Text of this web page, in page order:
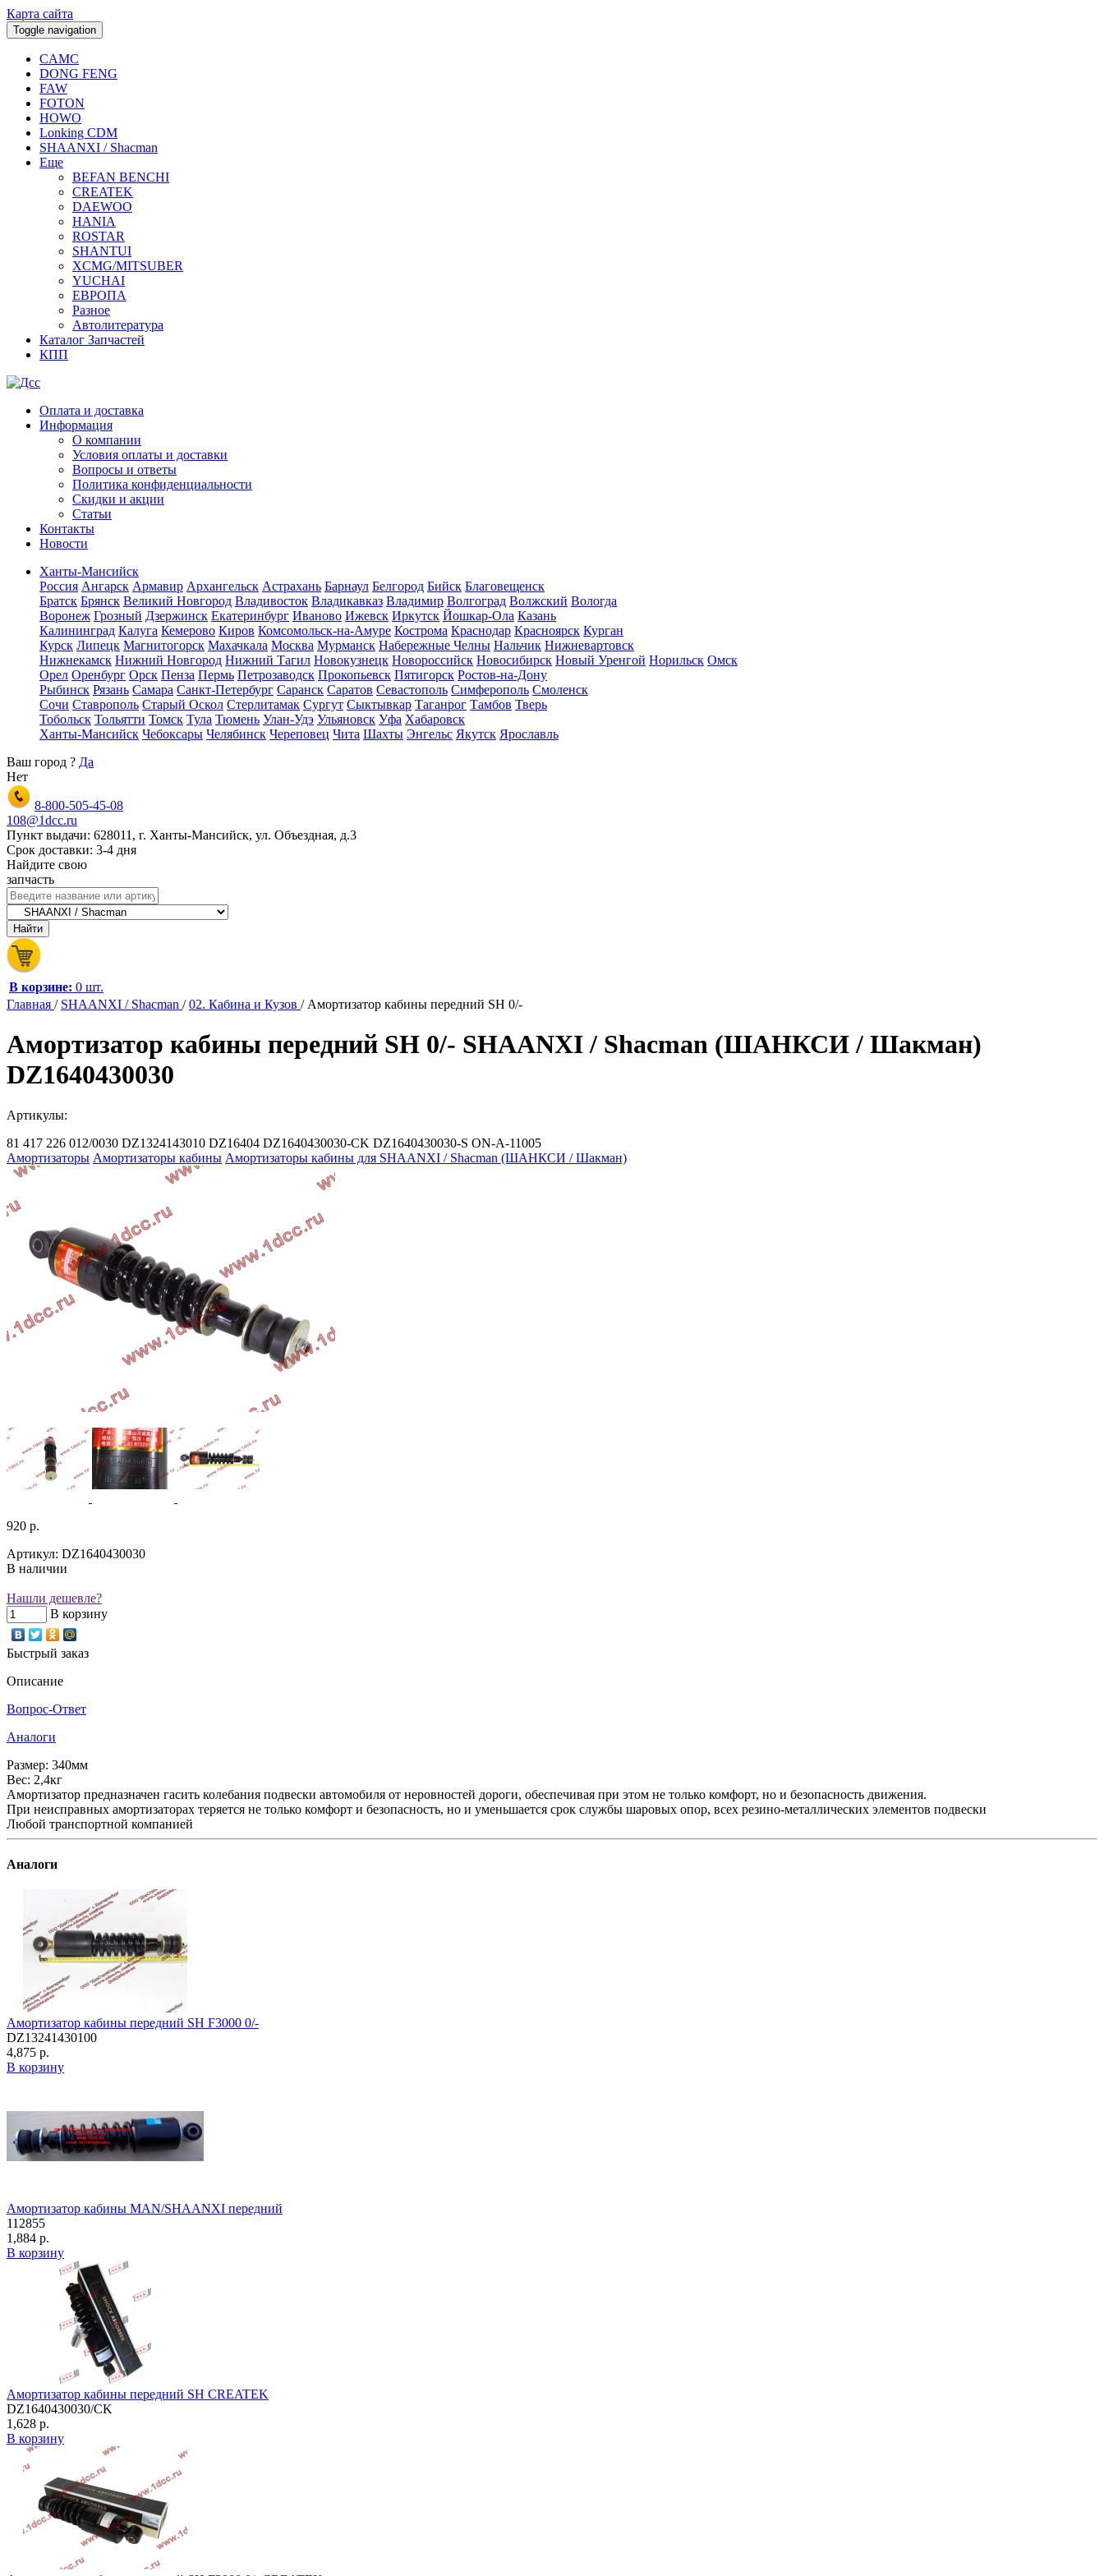
Карта сайта
Toggle navigation
CAMC
DONG FENG
FAW
FOTON
HOWO
Lonking CDM
SHAANXI / Shacman
Еще
BEFAN BENCHI
CREATEK
DAEWOO
HANIA
ROSTAR
SHANTUI
XCMG/MITSUBER
YUCHAI
ЕВРОПА
Разное
Aвтолитература
Каталог Запчастей
КПП
Оплата и доставка
Информация
О компании
Условия оплаты и доставки
Вопросы и ответы
Политика конфиденциальности
Скидки и акции
Статьи
Контакты
Новости
Ханты-Мансийск
Россия Ангарск Армавир Архангельск Астрахань Барнаул Белгород Бийск Благовещенск
Братск Брянск Великий Новгород Владивосток Владикавказ Владимир Волгоград Волжский Вологда
Воронеж Грозный Дзержинск Екатеринбург Иваново Ижевск Иркутск Йошкар-Ола Казань
Калининград Калуга Кемерово Киров Комсомольск-на-Амуре Кострома Краснодар Красноярск Курган
Курск Липецк Магнитогорск Махачкала Москва Мурманск Набережные Челны Нальчик Нижневартовск
Нижнекамск Нижний Новгород Нижний Тагил Новокузнецк Новороссийск Новосибирск Новый Уренгой Норильск Омск
Орел Оренбург Орск Пенза Пермь Петрозаводск Прокопьевск Пятигорск Ростов-на-Дону
Рыбинск Рязань Самара Санкт-Петербург Саранск Саратов Севастополь Симферополь Смоленск
Сочи Ставрополь Старый Оскол Стерлитамак Сургут Сыктывкар Таганрог Тамбов Тверь
Тобольск Тольятти Томск Тула Тюмень Улан-Удэ Ульяновск Уфа Хабаровск
Ханты-Мансийск Чебоксары Челябинск Череповец Чита Шахты Энгельс Якутск Ярославль
Ваш город ? Да
Нет
8-800-505-45-08
108@1dcc.ru
Пункт выдачи: 628011, г. Ханты-Мансийск, ул. Объездная, д.3
Срок доставки: 3-4 дня
Найдите свою
запчасть
В корзине: 0 шт.
Главная / SHAANXI / Shacman /02. Кабина и Кузов / Амортизатор кабины передний SH 0/-
Амортизатор кабины передний SH 0/- SHAANXI / Shacman (ШАНКСИ / Шакман)
DZ1640430030
Артикулы:
81 417 226 012/0030 DZ1324143010 DZ16404 DZ1640430030-CK DZ1640430030-S ON-A-11005
Амортизаторы Амортизаторы кабины Амортизаторы кабины для SHAANXI / Shacman (ШАНКСИ / Шакман)
920 р.
Артикул: DZ1640430030
В наличии
Нашли дешевле?
В корзину
Быстрый заказ
Описание
Вопрос-Ответ
Аналоги
Размер: 340мм
Вес: 2,4кг
Амортизатор предназначен гасить колебания подвески автомобиля от неровностей дороги, обеспечивая при этом не только комфорт, но и безопасность движения.
При неисправных амортизаторах теряется не только комфорт и безопасность, но и уменьшается срок службы шаровых опор, всех резино-металлических элементов подвески
Любой транспортной компанией
Аналоги
Амортизатор кабины передний SH F3000 0/-
DZ13241430100
4,875 р.
В корзину
Амортизатор кабины MAN/SHAANXI передний
112855
1,884 р.
В корзину
Амортизатор кабины передний SH CREATEK
DZ1640430030/CK
1,628 р.
В корзину